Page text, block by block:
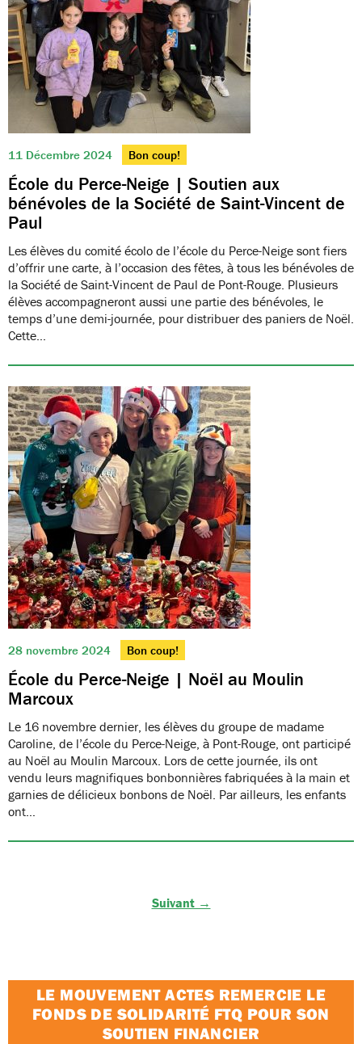
11 Décembre 2024 Bon coup!
École du Perce-Neige | Soutien aux
bénévoles de la Société de Saint-Vincent de
Paul
Les élèves du comité écolo de l’école du Perce-Neige sont fiers
d’offrir une carte, à l’occasion des fêtes, à tous les bénévoles de
la Société de Saint-Vincent de Paul de Pont-Rouge. Plusieurs
élèves accompagneront aussi une partie des bénévoles, le
temps d’une demi-journée, pour distribuer des paniers de Noël.
Cette…
28 novembre 2024 Bon coup!
École du Perce-Neige | Noël au Moulin
Marcoux
Le 16 novembre dernier, les élèves du groupe de madame
Caroline, de l’école du Perce-Neige, à Pont-Rouge, ont participé
au Noël au Moulin Marcoux. Lors de cette journée, ils ont
vendu leurs magnifiques bonbonnières fabriquées à la main et
garnies de délicieux bonbons de Noël. Par ailleurs, les enfants
ont…
Suivant →
LE MOUVEMENT ACTES REMERCIE LE
FONDS DE SOLIDARITÉ FTQ POUR SON
SOUTIEN FINANCIER